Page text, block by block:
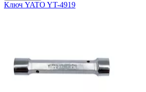
Ключ YATO YT-4919